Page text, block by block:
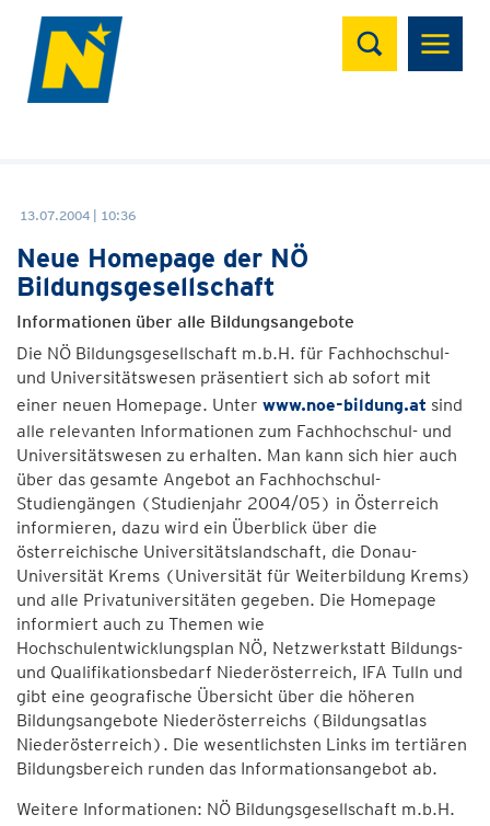
Suchen
13.07.2004 | 10:36
Neue Homepage der NÖ
Bildungsgesellschaft
Informationen über alle Bildungsangebote
Die NÖ Bildungsgesellschaft m.b.H. für Fachhochschul-
und Universitätswesen präsentiert sich ab sofort mit
einer neuen Homepage. Unter www.noe-bildung.at sind
alle relevanten Informationen zum Fachhochschul- und
Universitätswesen zu erhalten. Man kann sich hier auch
über das gesamte Angebot an Fachhochschul-
Studiengängen (Studienjahr 2004/05) in Österreich
informieren, dazu wird ein Überblick über die
österreichische Universitätslandschaft, die Donau-
Universität Krems (Universität für Weiterbildung Krems)
und alle Privatuniversitäten gegeben. Die Homepage
informiert auch zu Themen wie
Hochschulentwicklungsplan NÖ, Netzwerkstatt Bildungs-
und Qualifikationsbedarf Niederösterreich, IFA Tulln und
gibt eine geografische Übersicht über die höheren
Bildungsangebote Niederösterreichs (Bildungsatlas
Niederösterreich). Die wesentlichsten Links im tertiären
Bildungsbereich runden das Informationsangebot ab.
Weitere Informationen: NÖ Bildungsgesellschaft m.b.H.